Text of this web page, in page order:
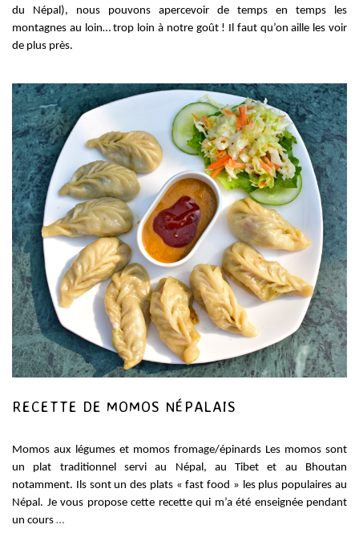
du Népal), nous pouvons apercevoir de temps en temps les
montagnes au loin… trop loin à notre goût ! Il faut qu’on aille les voir
de plus près.
RECETTE DE MOMOS NÉPALAIS
Momos aux légumes et momos fromage/épinards Les momos sont
un plat traditionnel servi au Népal, au Tibet et au Bhoutan
notamment. Ils sont un des plats « fast food » les plus populaires au
Népal. Je vous propose cette recette qui m’a été enseignée pendant
un cours …